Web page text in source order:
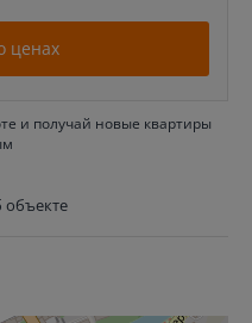
ценах
и получай новые квартиры
объекте